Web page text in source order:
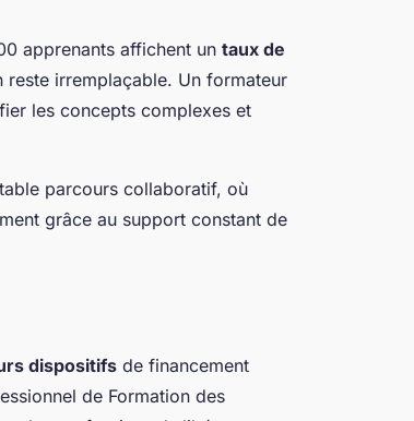
apprenants affichent un taux de
irremplaçable. Un formateur
les concepts complexes et
parcours collaboratif, où
grâce au support constant de
dispositifs de financement
de Formation des